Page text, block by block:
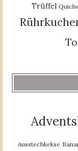
Trüffel
Ausstechkekse